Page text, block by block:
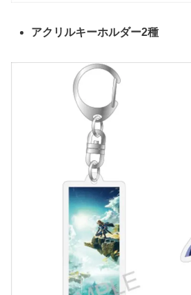
アクリルキーホルダー2種